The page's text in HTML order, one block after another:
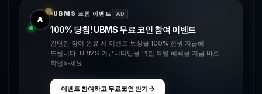
A
UBMS 포럼 이벤트 AD
100% 당첨! UBMS 무료 코인 참여 이벤트
간단한 참여 완료 시 이벤트 보상을 100% 전원 지급해
드립니다! UBMS 커뮤니티만을 위한 특별 혜택을 지금 바로
확인하세요.
이벤트 참여하고 무료코인 받기